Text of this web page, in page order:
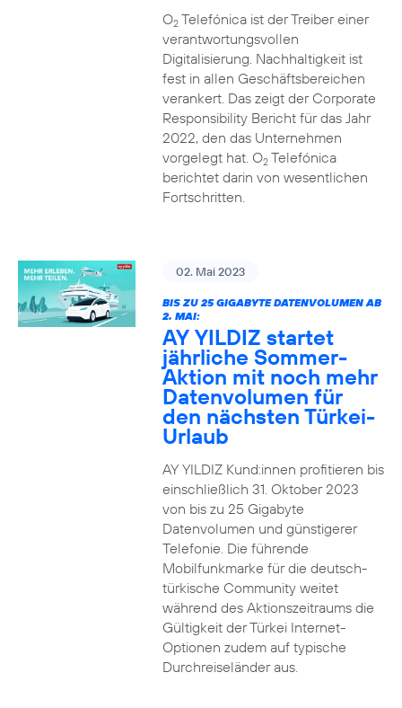
O2Telefónica ist der Treiber einer
verantwortungsvollen
Digitalisierung. Nachhaltigkeit ist
fest in allen Geschäftsbereichen
verankert. Das zeigt der Corporate
Responsibility Bericht für das Jahr
2022, den das Unternehmen
vorgelegt hat. O2Telefónica
berichtet darin von wesentlichen
Fortschritten.
02. Mai 2023
BIS ZU 25 GIGABYTE DATENVOLUMEN AB
2. MAI:
AY YILDIZ startet
jährliche Sommer-
Aktion mit noch mehr
Datenvolumen für
den nächsten Türkei-
Urlaub
AY YILDIZ Kund:innen profitieren bis
einschließlich 31. Oktober 2023
von bis zu 25 Gigabyte
Datenvolumen und günstigerer
Telefonie. Die führende
Mobilfunkmarke für die deutsch-
türkische Community weitet
während des Aktionszeitraums die
Gültigkeit der Türkei Internet-
Optionen zudem auf typische
Durchreiseländer aus.